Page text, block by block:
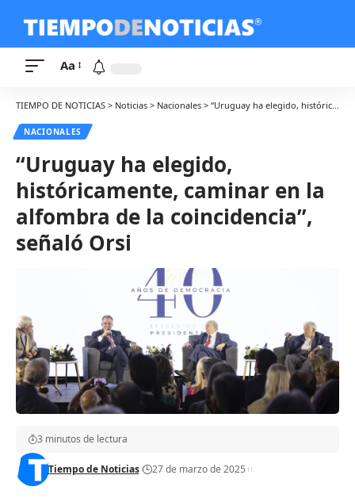
Aa
TIEMPO DE NOTICIAS > Noticias > Nacionales > “Uruguay ha elegido, históricamente, caminar en la alfombra de la coincidencia”, señaló Orsi
NACIONALES
“Uruguay ha elegido,
históricamente, caminar en la
alfombra de la coincidencia”,
señaló Orsi
Tiempo de Noticias 27 de marzo de 2025
3 minutos de lectura